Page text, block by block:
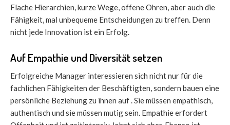
Flache Hierarchien, kurze Wege, offene Ohren, aber auch die
Fähigkeit, mal unbequeme Entscheidungen zu treffen. Denn
nicht jede Innovation ist ein Erfolg.
Auf Empathie und Diversität setzen
Erfolgreiche Manager interessieren sich nicht nur für die
fachlichen Fähigkeiten der Beschäftigten, sondern bauen eine
persönliche Beziehung zu ihnen auf . Sie müssen empathisch,
authentisch und sie müssen mutig sein. Empathie erfordert